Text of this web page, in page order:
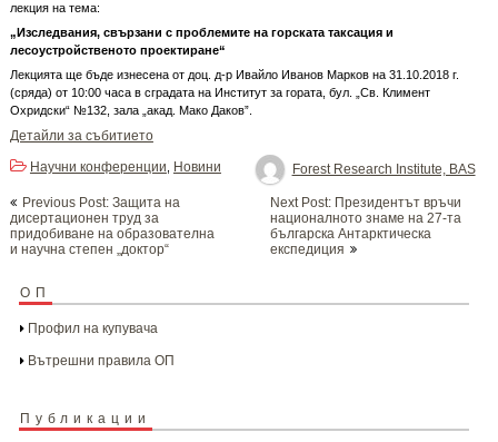
лекция на тема:
„Изследвания, свързани с проблемите на горската таксация и
лесоустройственото проектиране“
Лекцията ще бъде изнесена от доц. д-р Ивайло Иванов Марков на 31.10.2018 г.
(сряда) от 10:00 часа в сградата на Институт за гората, бул. „Св. Климент
Охридски“ №132, зала „акад. Мако Даков”.
Детайли за събитието
Forest Research Institute, BAS
Научни конференции
Новини
navigation
Previous Post: Защита на
дисертационен труд за
придобиване на образователна
и научна степен „доктор“
Next Post: Президентът връчи
националното знаме на 27-та
българска Антарктическа
експедиция
ОП
Профил на купувача
Вътрешни правила ОП
Публикации